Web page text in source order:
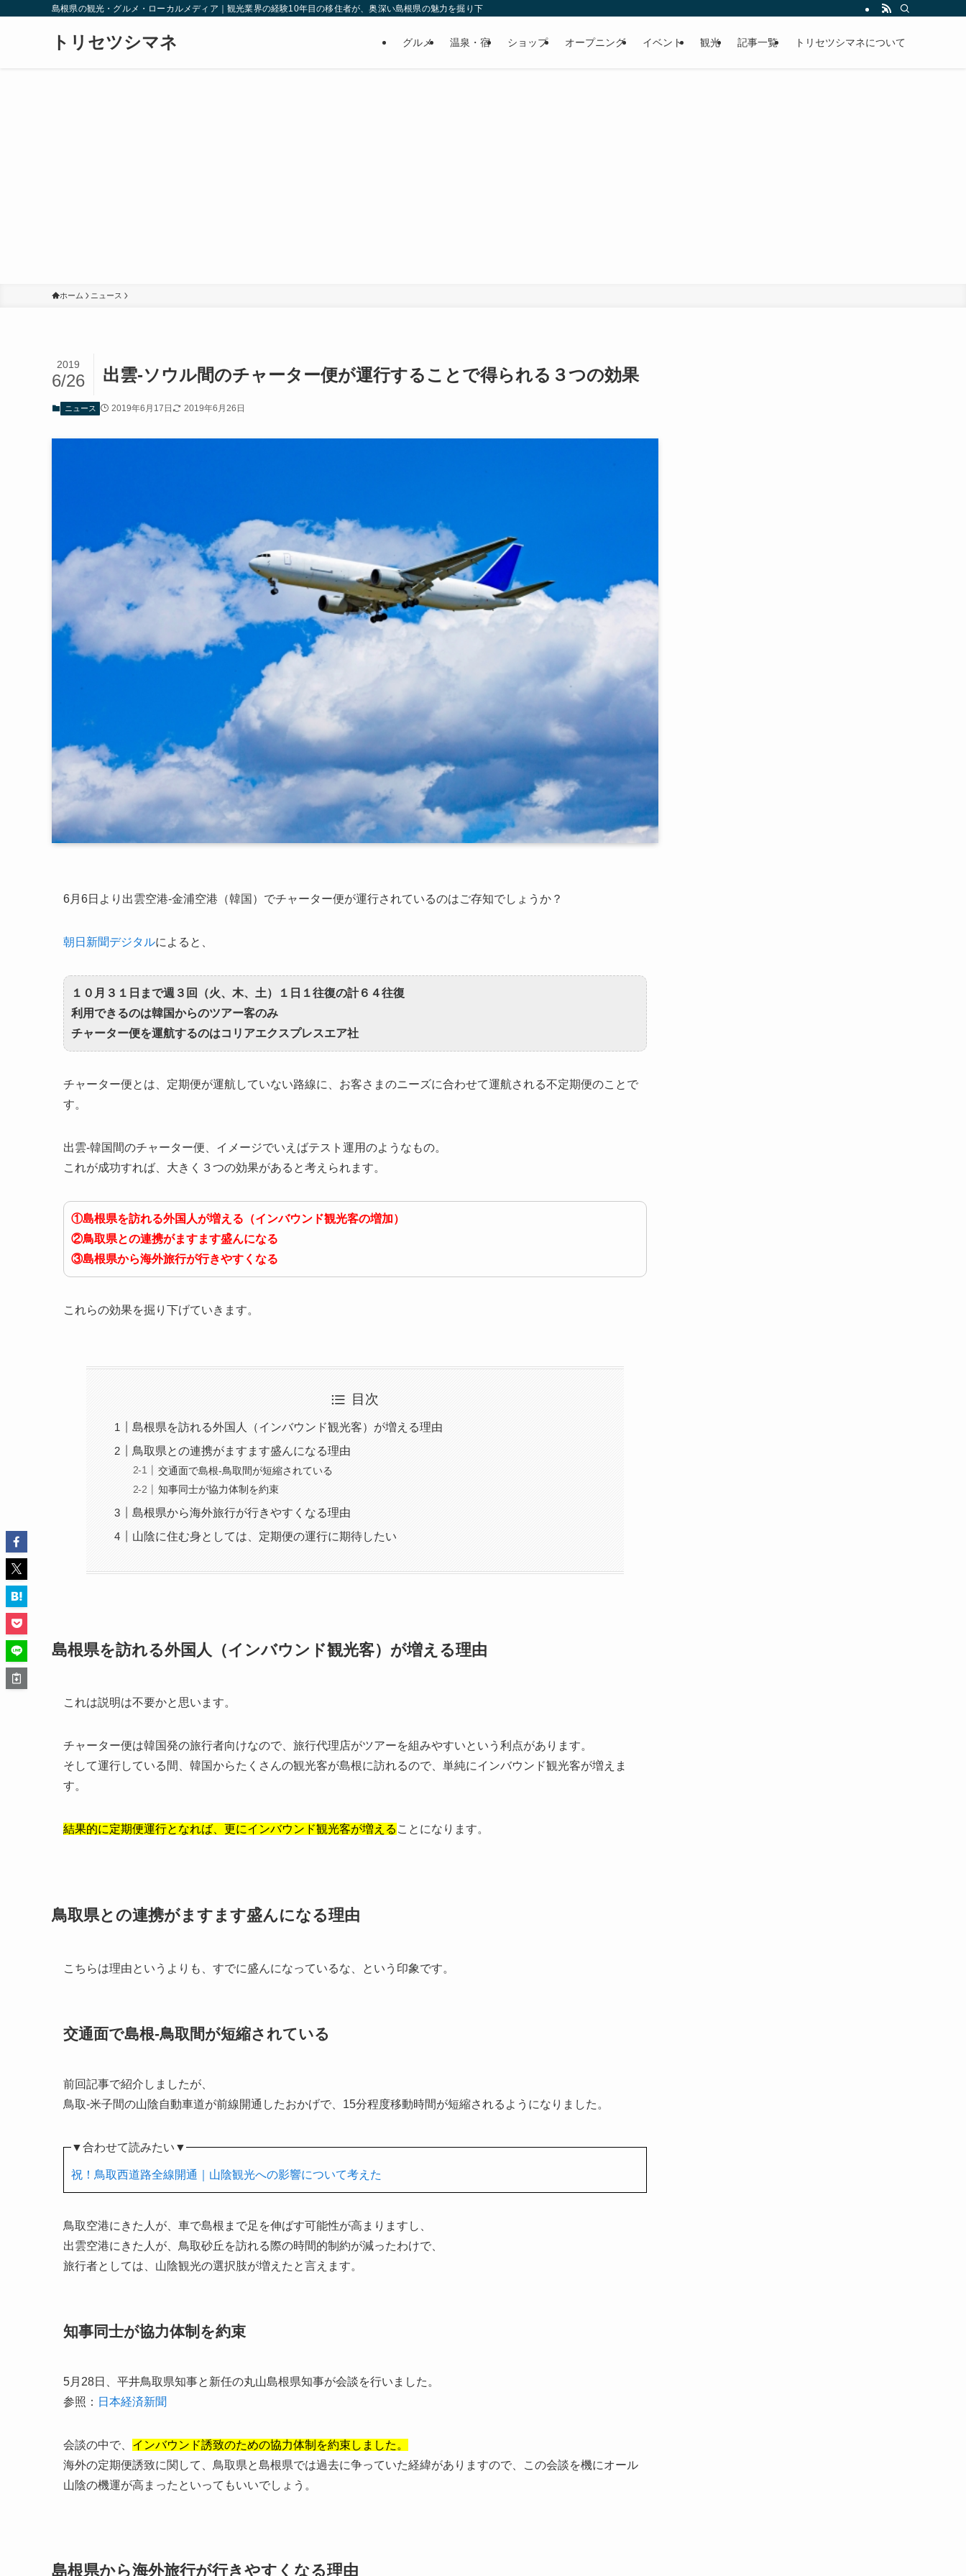
島根県の観光・グルメ・ローカルメディア｜観光業界の経験10年目の移住者が、奥深い島根県の魅力を掘り下げてみた
トリセツシマネ グルメ 温泉・宿 ショップ オープニング イベント 観光 記事一覧 トリセツシマネについて
ホーム ニュース
出雲-ソウル間のチャーター便が運行することで得られる３つの効果
2019
6/26
ニュース 2019年6月17日 2019年6月26日
6月6日より出雲空港-金浦空港（韓国）でチャーター便が運行されているのはご存知でしょうか？
朝日新聞デジタルによると、
１０月３１日まで週３回（火、木、土）１日１往復の計６４往復
利用できるのは韓国からのツアー客のみ
チャーター便を運航するのはコリアエクスプレスエア社
チャーター便とは、定期便が運航していない路線に、お客さまのニーズに合わせて運航される不定期便のことで
す。
出雲-韓国間のチャーター便、イメージでいえばテスト運用のようなもの。
これが成功すれば、大きく３つの効果があると考えられます。
①島根県を訪れる外国人が増える（インバウンド観光客の増加）
②鳥取県との連携がますます盛んになる
③島根県から海外旅行が行きやすくなる
これらの効果を掘り下げていきます。
目次
島根県を訪れる外国人（インバウンド観光客）が増える理由
鳥取県との連携がますます盛んになる理由
交通面で島根-鳥取間が短縮されている
知事同士が協力体制を約束
島根県から海外旅行が行きやすくなる理由
山陰に住む身としては、定期便の運行に期待したい
島根県を訪れる外国人（インバウンド観光客）が増える理由
これは説明は不要かと思います。
チャーター便は韓国発の旅行者向けなので、旅行代理店がツアーを組みやすいという利点があります。
そして運行している間、韓国からたくさんの観光客が島根に訪れるので、単純にインバウンド観光客が増えま
す。
結果的に定期便運行となれば、更にインバウンド観光客が増える ことになります。
鳥取県との連携がますます盛んになる理由
こちらは理由というよりも、すでに盛んになっているな、という印象です。
交通面で島根-鳥取間が短縮されている
前回記事で紹介しましたが、
鳥取-米子間の山陰自動車道が前線開通したおかげで、15分程度移動時間が短縮されるようになりました。
▼合わせて読みたい▼
祝！鳥取西道路全線開通｜山陰観光への影響について考えた
鳥取空港にきた人が、車で島根まで足を伸ばす可能性が高まりますし、
出雲空港にきた人が、鳥取砂丘を訪れる際の時間的制約が減ったわけで、
旅行者としては、山陰観光の選択肢が増えたと言えます。
知事同士が協力体制を約束
5月28日、平井鳥取県知事と新任の丸山島根県知事が会談を行いました。
参照： 日本経済新聞
会談の中で、 インバウンド誘致のための協力体制を約束しました。
海外の定期便誘致に関して、鳥取県と島根県では過去に争っていた経緯がありますので、この会談を機にオール
山陰の機運が高まったといってもいいでしょう。
島根県から海外旅行が行きやすくなる理由